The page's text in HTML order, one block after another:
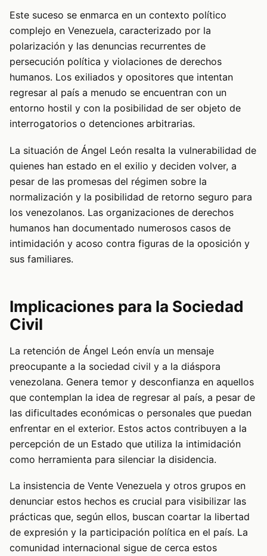
Este suceso se enmarca en un contexto político
complejo en Venezuela, caracterizado por la
polarización y las denuncias recurrentes de
persecución política y violaciones de derechos
humanos. Los exiliados y opositores que intentan
regresar al país a menudo se encuentran con un
entorno hostil y con la posibilidad de ser objeto de
interrogatorios o detenciones arbitrarias.
La situación de Ángel León resalta la vulnerabilidad de
quienes han estado en el exilio y deciden volver, a
pesar de las promesas del régimen sobre la
normalización y la posibilidad de retorno seguro para
los venezolanos. Las organizaciones de derechos
humanos han documentado numerosos casos de
intimidación y acoso contra figuras de la oposición y
sus familiares.
Implicaciones para la Sociedad
Civil
La retención de Ángel León envía un mensaje
preocupante a la sociedad civil y a la diáspora
venezolana. Genera temor y desconfianza en aquellos
que contemplan la idea de regresar al país, a pesar de
las dificultades económicas o personales que puedan
enfrentar en el exterior. Estos actos contribuyen a la
percepción de un Estado que utiliza la intimidación
como herramienta para silenciar la disidencia.
La insistencia de Vente Venezuela y otros grupos en
denunciar estos hechos es crucial para visibilizar las
prácticas que, según ellos, buscan coartar la libertad
de expresión y la participación política en el país. La
comunidad internacional sigue de cerca estos